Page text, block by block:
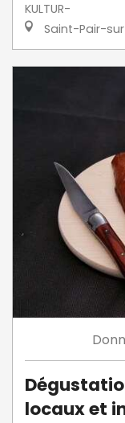
KULTUR-
Saint-Pair-
locaux et